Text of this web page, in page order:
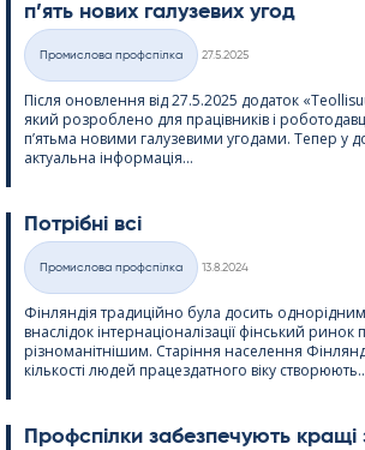
п’ять нових галузевих угод
Категорії
Промислова профспілка
27.5.2025
Після оновлення від 27.5.2025 додаток
який розроблено для працівників і
п’ятьма новими галузевими угодами. Тепер у
актуальна інформація...
Потрібні всі
Категорії
Промислова профспілка
13.8.2024
Фінляндія традиційно була досить
внаслідок інтернаціоналізації фінський ринок
різноманітнішим. Старіння населення
кількості людей працездатного віку
Профспілки забезпечують